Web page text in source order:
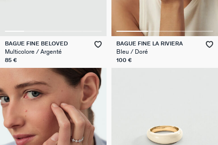
BAGUE FINE BELOVED
Multicolore / Argenté
85 €
BAGUE FINE LA RIVIERA
Bleu / Doré
100 €